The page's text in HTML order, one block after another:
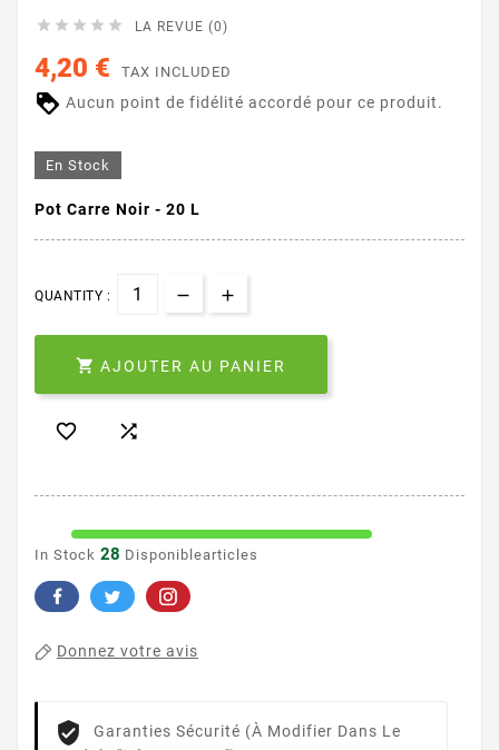
     LA REVUE (0)
4,20 € TAX INCLUDED
Aucun point de fidélité accordé pour ce produit.
En Stock
Pot Carre Noir - 20 L
QUANTITY :
 AJOUTER AU PANIER
 
In Stock 28 Disponiblearticles
Donnez votre avis
Garanties Sécurité (à Modifier Dans Le